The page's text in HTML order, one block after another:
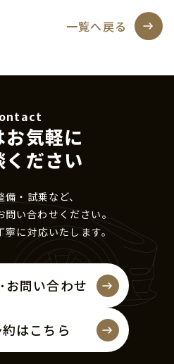
一覧へ戻る
お気軽に
ください
・試乗など、
問い合わせください。
寧に対応いたします。
お問い合わせ
はこちら